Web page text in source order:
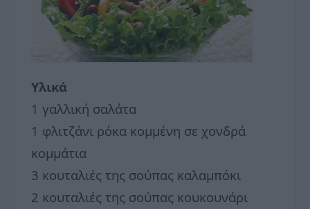
Υλικά
1 γαλλική σαλάτα
1 φλιτζάνι ρόκα κομμένη σε χονδρά
κομμάτια
3 κουταλιές της σούπας καλαμπόκι
2 κουταλιές της σούπας κουκουνάρι